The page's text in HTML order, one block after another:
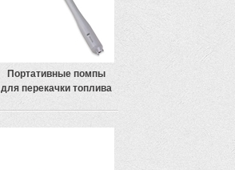
Портативные помпы
для перекачки топлива